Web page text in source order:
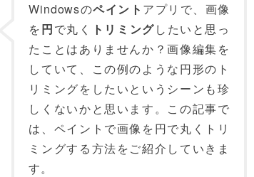
Windowsのペイント アプリで、画像
を円で丸く トリミングしたいと思っ
たことはありませんか？画像編集を
していて、この例のような円形のト
リミングをしたいというシーンも珍
しくないかと思います。この記事で
は、ペイントで画像を円で丸くトリ
ミングする方法をご紹介していきま
す。